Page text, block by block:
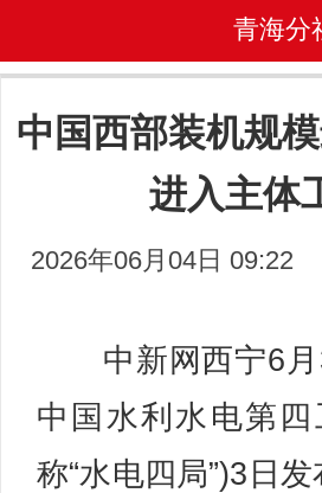
青海分
中国西部装机规
进入主体
2026年06月04日 09:22
中新网西宁6月
中国水利水电第
称“水电四局”)3日